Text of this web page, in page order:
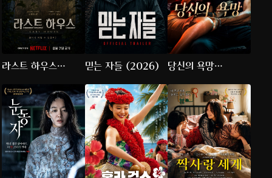
라스트 하우스
믿는 자들 (2026)
당신의 욕망
(2026)